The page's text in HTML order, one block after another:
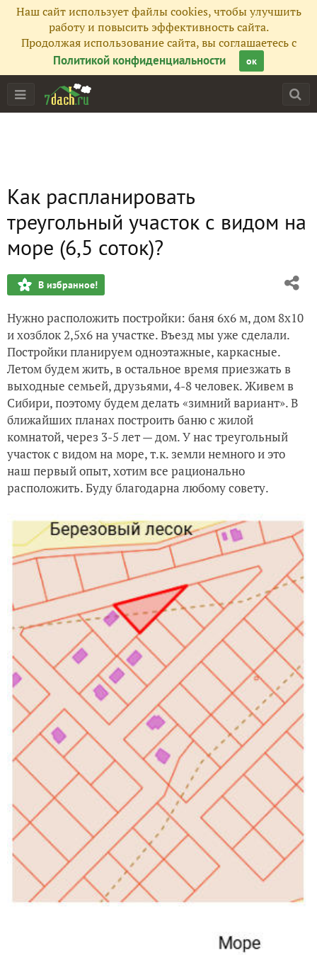
Наш сайт использует файлы cookies, чтобы улучшить
работу и повысить эффективность сайта.
Продолжая использование сайта, вы соглашаетесь с
Политикой конфиденциальности
ок
Как распланировать
треугольный участок с видом на
море (6,5 соток)?
В избранное!
Нужно расположить постройки: баня 6х6 м, дом 8х10
и хозблок 2,5х6 на участке. Въезд мы уже сделали.
Постройки планируем одноэтажные, каркасные.
Летом будем жить, в остальное время приезжать в
выходные семьей, друзьями, 4-8 человек. Живем в
Сибири, поэтому будем делать «зимний вариант». В
ближайших планах построить баню с жилой
комнатой, через 3-5 лет — дом. У нас треугольный
участок с видом на море, т.к. земли немного и это
наш первый опыт, хотим все рационально
расположить. Буду благодарна любому совету.